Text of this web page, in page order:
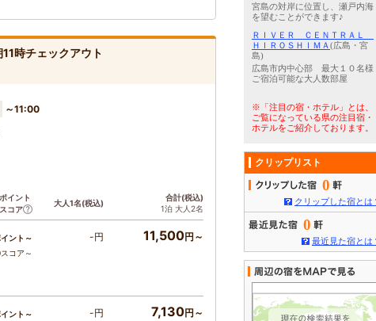
時チェックアウト
～11:00
イント
コア
大人1名(税込)
合計(税込)
1泊 大人2名
ント～
コア～
-円 11,500円～
ント～
-円 7,130円～
宮島の対岸に位置し、瀬戸内海
を望むことができます♪
ＲＩＶＥＲ ＣＥＮＴＲＡＬ
ＨＩＲＯＳＨＩＭＡ (広島・宮
島)
広島市内中心部 最大１０名様
ご宿泊可能な大人数部屋
※「注目の宿・ホテル」とは、
ご覧になっている県の注目宿・
ホテルをご紹介しております。
クリップリスト
0
クリップした宿とは
0
最近見た宿とは